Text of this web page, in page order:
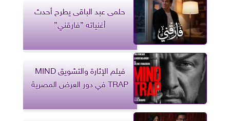
حلمى عبد الباقى يطرح أحدث
أغنياته ”فارقني”
فيلم الإثارة والتشويق MIND
TRAP في دور العرض المصرية